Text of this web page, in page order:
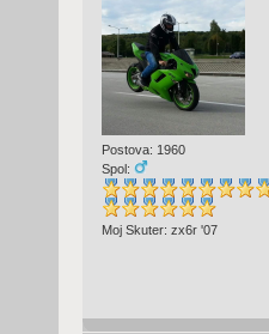
Postova: 1960
Spol:
Moj Skuter: zx6r '07